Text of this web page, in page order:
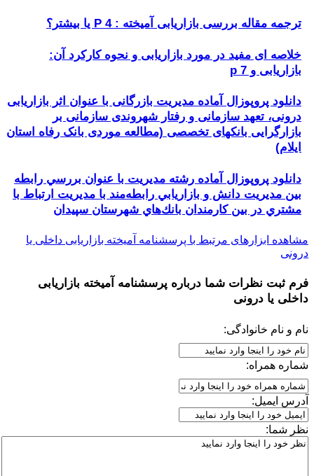
ترجمه مقاله بررسی بازاریابی آمیخته : 4 P یا بیشتر؟
خلاصه ای مفید در مورد بازاریابی و نحوه کارکرد آن:
بازاریابی و 7 p
دانلود پروپوزال آماده مدیریت بازرگانی با عنوان اثر بازاریابی
درونی، تعهد سازمانی و رفتار شهروندی سازمانی بر
بازارگرایی بانکهای تخصصی (مطالعه موردی بانک رفاه استان
ایلام)
دانلود پروپوزال آماده رشته مدیریت با عنوان بررسي رابطه
بين مديريت دانش و بازاريابي رابطه‌مند با مديريت ارتباط با
مشتري در بين كارمندان بانك‌هاي شهرستان سپيدان
مشاهده ابزارهای مرتبط با پرسشنامه آمیخته بازاریابی داخلی یا
درونی
فرم ثبت نظرات شما درباره پرسشنامه آمیخته بازاریابی
داخلی یا درونی
نام و نام خانوادگی:
شماره همراه:
آدرس ایمیل:
نظر شما: